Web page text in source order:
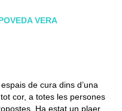
VERA
de cura dins d’una
cor, a totes les persones
Ha estat un plaer